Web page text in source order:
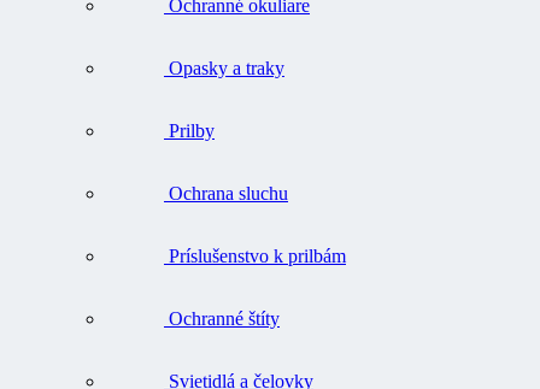
Ochranné okuliare
Opasky a traky
Prilby
Ochrana sluchu
Príslušenstvo k prilbám
Ochranné štíty
Svietidlá a čelovky